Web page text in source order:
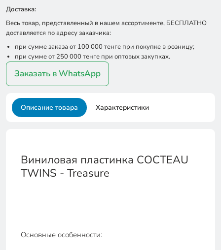
Доставка:
Весь товар, представленный в нашем ассортименте, БЕСПЛАТНО
доставляется по адресу заказчика:
при сумме заказа от 100 000 тенге при покупке в розницу;
при сумме от 250 000 тенге при оптовых закупках.
Заказать в WhatsApp
Описание товара Характеристики
Виниловая пластинка COCTEAU
TWINS - Treasure
Основные особенности: